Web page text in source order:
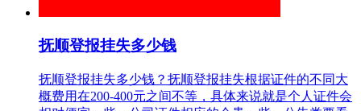
抚顺登报挂失多少钱
抚顺登报挂失多少钱？抚顺登报挂失根据证件的不同大
概费用在200-400元之间不等，具体来说就是个人证件会